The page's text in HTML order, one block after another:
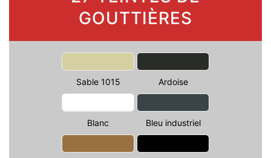
GOUTTIÈRES
Sable 1015
Blanc
Ardoise
Bleu industriel